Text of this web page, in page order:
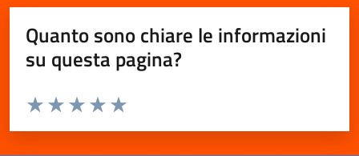
Quanto sono chiare le informazioni
su questa pagina?
Valuta da 1 a 5 stelle la pagina
Valuta 5 stelle su 5
Valuta 4 stelle su 5
Valuta 3 stelle su 5
Valuta 2 stelle su 5
Valuta 1 stelle su 5